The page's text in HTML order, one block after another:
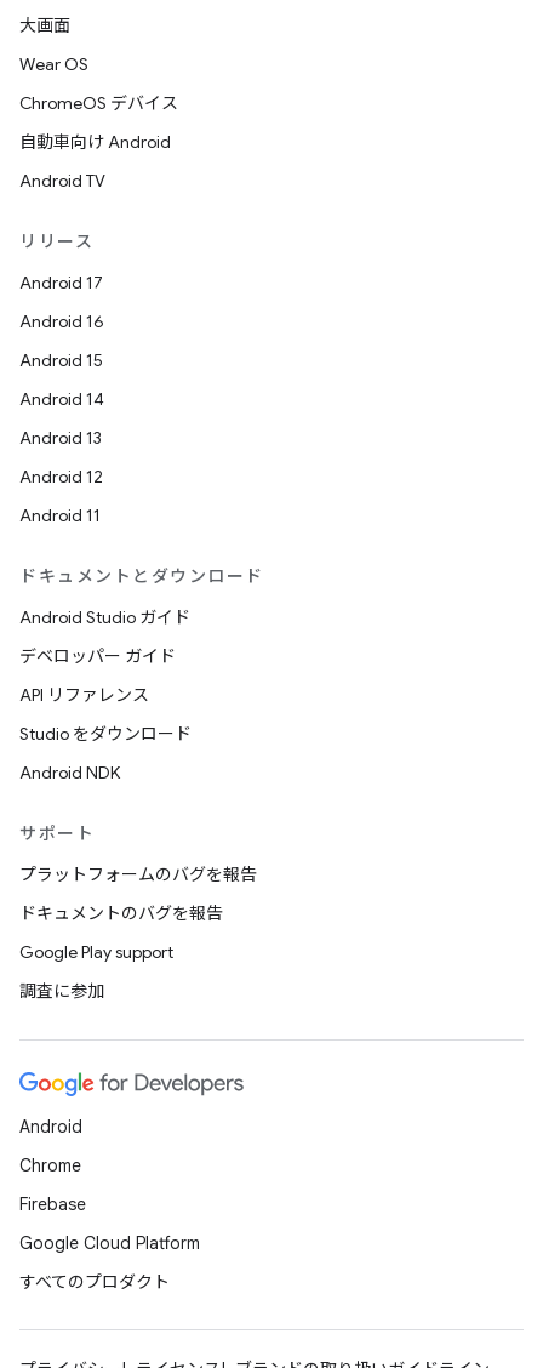
大画面
Wear OS
ChromeOS デバイス
自動車向け Android
Android TV
リリース
Android 17
Android 16
Android 15
Android 14
Android 13
Android 12
Android 11
ドキュメントとダウンロード
Android Studio ガイド
デベロッパー ガイド
API リファレンス
Studio をダウンロード
Android NDK
サポート
プラットフォームのバグを報告
ドキュメントのバグを報告
Google Play support
調査に参加
Android
Chrome
Firebase
Google Cloud Platform
すべてのプロダクト